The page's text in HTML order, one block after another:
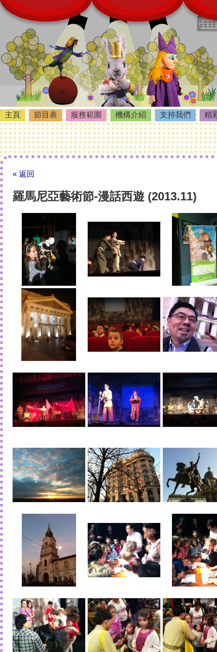
主頁 節目表 服務範圍 機構介紹 支持我們 精
« 返回
羅馬尼亞藝術節-漫話西遊 (2013.11)